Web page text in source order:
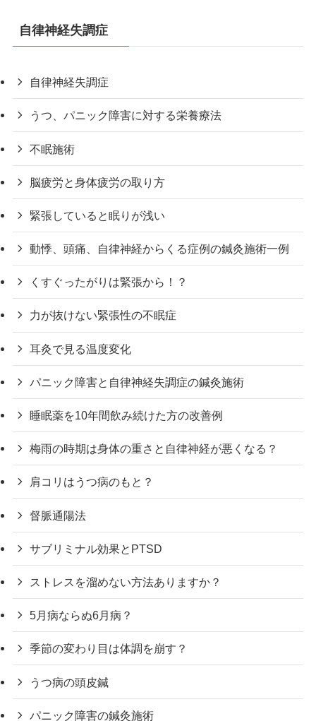
自律神経失調症
自律神経失調症
うつ、パニック障害に対する栄養療法
不眠施術
脳疲労と身体疲労の取り方
緊張していると眠りが浅い
動悸、頭痛、自律神経からくる症例の鍼灸施術一例
くすぐったがりは緊張から！？
力が抜けない緊張性の不眠症
耳灸で見る温度変化
パニック障害と自律神経失調症の鍼灸施術
睡眠薬を10年間飲み続けた方の改善例
梅雨の時期は身体の重さと自律神経が悪くなる？
肩コリはうつ病のもと？
督脈通陽法
サブリミナル効果とPTSD
ストレスを溜めない方法ありますか？
5月病ならぬ6月病？
季節の変わり目は体調を崩す？
うつ病の頭皮鍼
パニック障害の鍼灸施術